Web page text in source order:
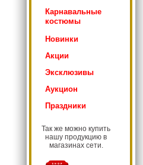
Карнавальные
костюмы
Новинки
Акции
Эксклюзивы
Аукцион
Праздники
Так же можно купить
нашу продукцию в
магазинах сети.